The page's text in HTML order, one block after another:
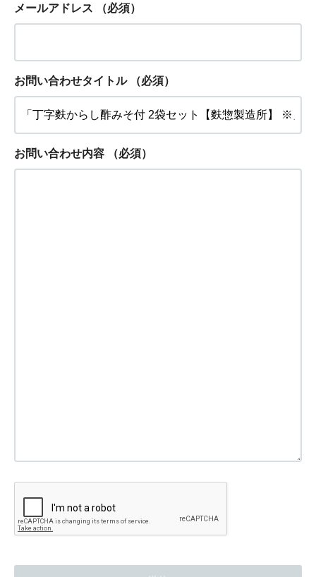
メールアドレス （必須）
お問い合わせタイトル （必須）
お問い合わせ内容 （必須）